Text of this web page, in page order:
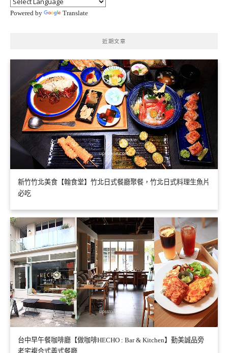
Powered by Translate
近期文章
新竹竹北美食【翰食堂】竹北日式餐廳聚餐，竹北日式料理生魚片
必吃
台中早午餐咖啡廳【做咖啡HECHO : Bar & Kitchen】勤美誠品旁
老宅複合式義式餐廳